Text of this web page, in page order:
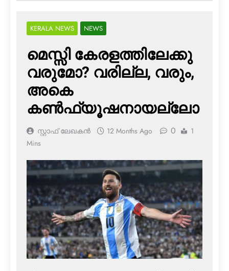
KERALA NEWS NEWS
മെസ്സി കേരളത്തിലേക്കു
വരുമോ? വരില്ല, വരും,
അകെ
കണ്‍ഫ്യൂഷനായല്ലോ
സ്റ്റാഫ് ലേഖകൻ 12 Months Ago 0
1
Mins